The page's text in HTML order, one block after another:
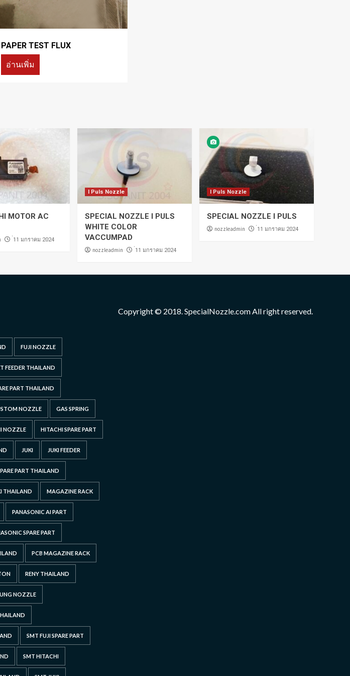
PAPER TEST FLUX
อ่านเพิ่ม
MOTOR AC
่11 มกราคม 2024
I Puls Nozzle
SPECIAL NOZZLE I PULS
WHITE COLOR
VACCUMPAD
nozzleadmin ่11 มกราคม 2024
I Puls Nozzle
SPECIAL NOZZLE I PULS
nozzleadmin ่11 มกราคม 2024
FUJI NOZZLE
FEEDER THAILAND
PART THAILAND
NOZZLE GAS SPRING
NOZZLE HITACHI SPARE PART
JUKI JUKI FEEDER
PART THAILAND
THAILAND MAGAZINE RACK
PANASONIC AI PART
SPARE PART
PCB MAGAZINE RACK
RENY THAILAND
NOZZLE
SMT FUJI SPARE PART
SMT HITACHI
Copyright © 2018. SpecialNozzle.com All right reserved.